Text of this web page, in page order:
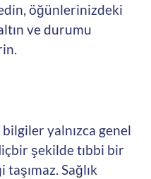
öğünlerinizdeki
ve durumu
yalnızca genel
şekilde tıbbi bir
Sağlık